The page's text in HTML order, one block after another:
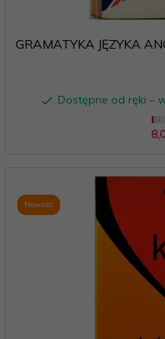
GRAMATYKA JĘZYKA
Dostępne od ręki –
8,
Nowość